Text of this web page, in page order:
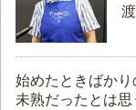
始めたときばか
未熟だったとは